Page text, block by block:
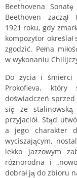
Beethovena
Beethoven
1921 roku, gdy
kompozytor
zgodzić. Pełna
w wykonaniu
Do życia i śmierci
Prokofieva, który
doświadczeń sprzed
się ze stalinowską
przyjaciół. Stąd
a jego charakter
wyciszającym,
lekko jazzowym
różnorodna i
dobrał ją do zbioru